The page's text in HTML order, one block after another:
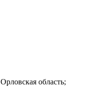
Орловская область;